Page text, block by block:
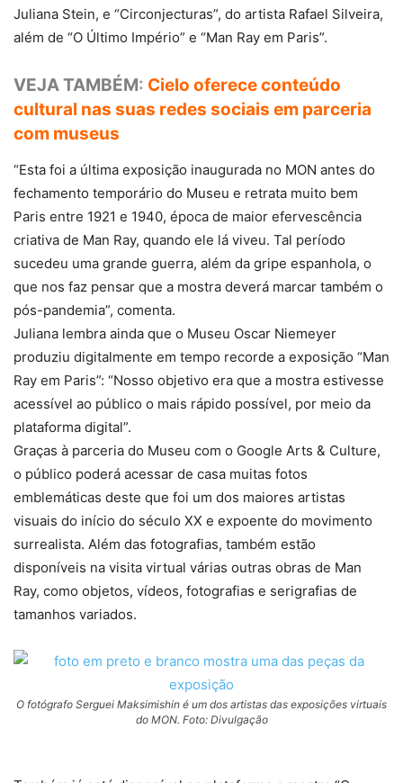
Juliana Stein, e “Circonjecturas”, do artista Rafael Silveira,
além de “O Último Império” e “Man Ray em Paris”.
VEJA TAMBÉM: Cielo oferece conteúdo
cultural nas suas redes sociais em parceria
com museus
“Esta foi a última exposição inaugurada no MON antes do
fechamento temporário do Museu e retrata muito bem
Paris entre 1921 e 1940, época de maior efervescência
criativa de Man Ray, quando ele lá viveu. Tal período
sucedeu uma grande guerra, além da gripe espanhola, o
que nos faz pensar que a mostra deverá marcar também o
pós-pandemia”, comenta.
Juliana lembra ainda que o Museu Oscar Niemeyer
produziu digitalmente em tempo recorde a exposição “Man
Ray em Paris”: “Nosso objetivo era que a mostra estivesse
acessível ao público o mais rápido possível, por meio da
plataforma digital”.
Graças à parceria do Museu com o Google Arts & Culture,
o público poderá acessar de casa muitas fotos
emblemáticas deste que foi um dos maiores artistas
visuais do início do século XX e expoente do movimento
surrealista. Além das fotografias, também estão
disponíveis na visita virtual várias outras obras de Man
Ray, como objetos, vídeos, fotografias e serigrafias de
tamanhos variados.
O fotógrafo Serguei Maksimishin é um dos artistas das exposições virtuais
do MON. Foto: Divulgação